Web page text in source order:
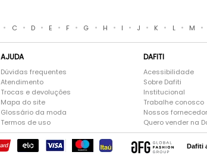
• C • D • E • F • G • H • I • J • K • L • M •
AJUDA
Dúvidas frequentes
Atendimento
Trocas e devoluções
Mapa do site
Glossário da moda
Termos de uso
DAFITI
Acessibilidade
Sobre Dafiti
Institucional
Trabalhe conosco
Nossos
Quero vender na
Dafiti